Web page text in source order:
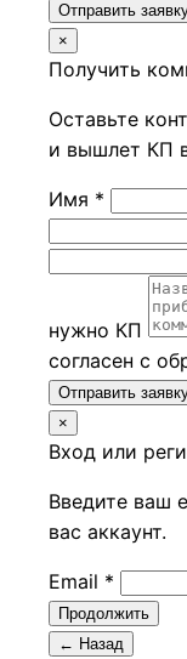
Отправить
×
Получить
Оставьте
и вышлет КП
Имя *
нужно КП
согласен с
Отправить
×
Вход или
Введите ваш
вас аккаунт.
Email *
Продолжить
← Назад